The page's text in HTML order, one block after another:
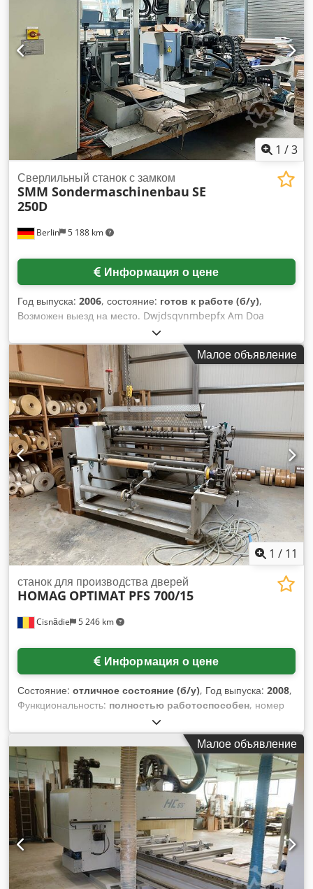
"MASTERWOOD" Mod. MULTITEC Dsdpsqwyclsfx Am Dowa
X10030F) Strike Plate Routering Machine "MASTERWOOD"
Mod. Teknomat 3000
1 /3
Berlin 5 188 km
Сверлильный станок с замком
SMM Sondermaschinenbau SE
250D
Информация о цене
Год выпуска: 2006, состояние: готов к работе (б/у),
Возможен выезд на место. Dwjdsqvnmbepfx Am Doa
Малое объявление
1 / 11
Cisnădie 5 246 km
станок для производства дверей
HOMAG OPTIMAT PFS 700/15
Информация о цене
Состояние: отличное состояние (б/у), Год выпуска: 2008,
Функциональность: полностью работоспособен, номер
машины/транспортного средства:
HOMAG/FRIZ OPTIMAT PFS 700/15 Рабочая ширина —
макс. 1500 мм — мин. 25 мм Диаметр рулона — макс. 600
мм Внутренний диаметр гильзы — 76 мм Djdpfxeufgr He
Am Djwa Скорость резки бесступенчато регулируется — 6–
100 м/мин Диаметр верхнего ножа — 130 мм Диаметр
контрножа — 105 мм Присоединенная мощность — около 5
кВт Подача сжатого воздуха — 6 бар Длина станка — 2100
мм Ширина станка — 2800 мм Вес — 2200 кг Сторона
обслуживания по ходу движения — левая Оборудование в
идеальном рабочем состоянии. Техническая информация
содержится в приложенном PDF-файле.
Малое объявление